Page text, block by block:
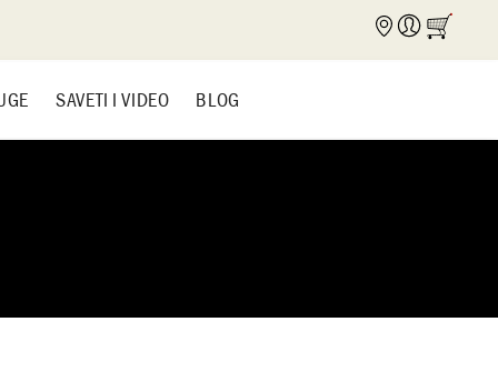
SAVETI I VIDEO BLOG